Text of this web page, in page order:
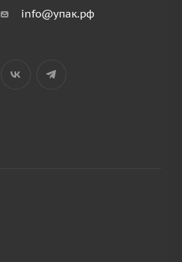
info@упак.рф